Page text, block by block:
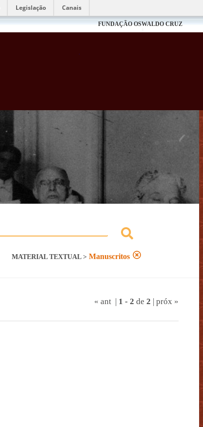
Legislação Canais
FUNDAÇÃO OSWALDO CRUZ
MATERIAL TEXTUAL> Manuscritos
« ant 1 - 2 de 2 próx »